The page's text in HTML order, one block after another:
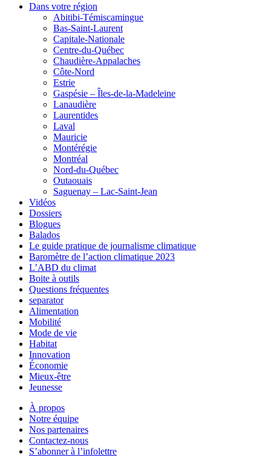
Dans votre région
Abitibi-Témiscamingue
Bas-Saint-Laurent
Capitale-Nationale
Centre-du-Québec
Chaudière-Appalaches
Côte-Nord
Estrie
Gaspésie – Îles-de-la-Madeleine
Lanaudière
Laurentides
Laval
Mauricie
Montérégie
Montréal
Nord-du-Québec
Outaouais
Saguenay – Lac-Saint-Jean
Vidéos
Dossiers
Blogues
Balados
Le guide pratique de journalisme climatique
Baromètre de l’action climatique 2023
L’ABD du climat
Boite à outils
Questions fréquentes
separator
Alimentation
Mobilité
Mode de vie
Habitat
Innovation
Économie
Mieux-être
Jeunesse
À propos
Notre équipe
Nos partenaires
Contactez-nous
S’abonner à l’infolettre